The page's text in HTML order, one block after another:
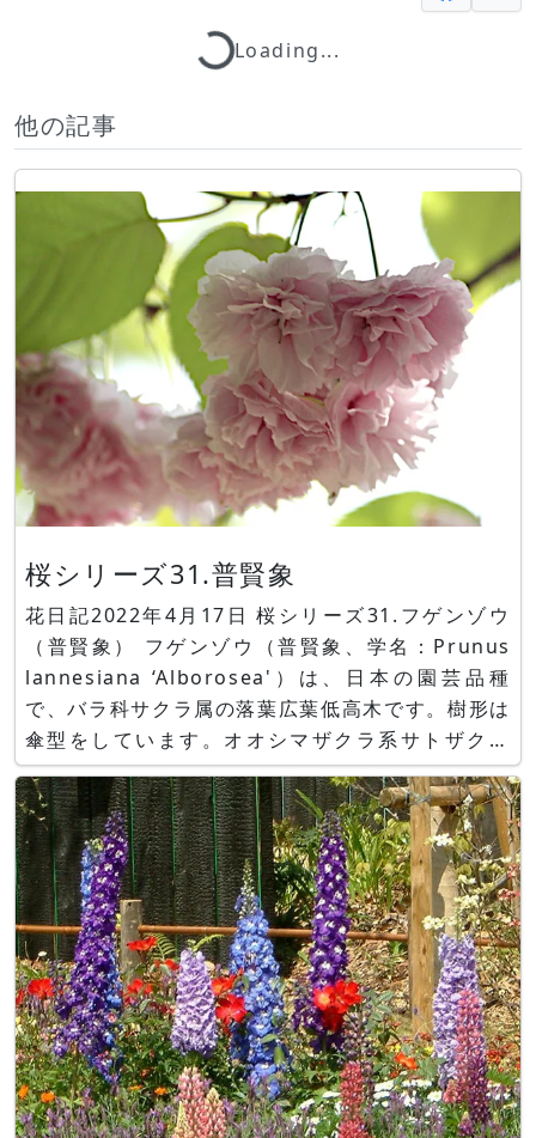
Loading...
他の記事
桜シリーズ31.普賢象
花日記2022年4月17日 桜シリーズ31.フゲンゾウ
（普賢象） フゲンゾウ（普賢象、学名：Prunus
lannesiana ‘Alborosea'）は、日本の園芸品種
で、バラ科サクラ属の落葉広葉低高木です。樹形は
傘型をしています。オオシマザクラ系サトザクラ
（里桜）の八重咲き品種です。花は八重で内側が
白、外側がピンクですが、咲き進むと内側のピンク
が白に変わり木全体が白っぽく見えます。若葉は錆